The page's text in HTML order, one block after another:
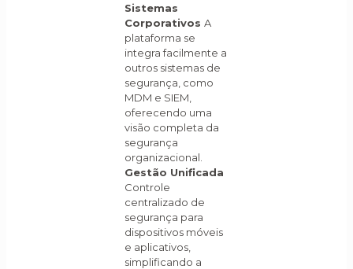
Sistemas
Corporativos A
plataforma se
integra facilmente a
outros sistemas de
segurança, como
MDM e SIEM,
oferecendo uma
visão completa da
segurança
organizacional.
Gestão Unificada
Controle
centralizado de
segurança para
dispositivos móveis
e aplicativos,
simplificando a